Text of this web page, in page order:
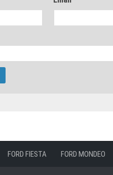
FORD FIESTA FORD MONDEO